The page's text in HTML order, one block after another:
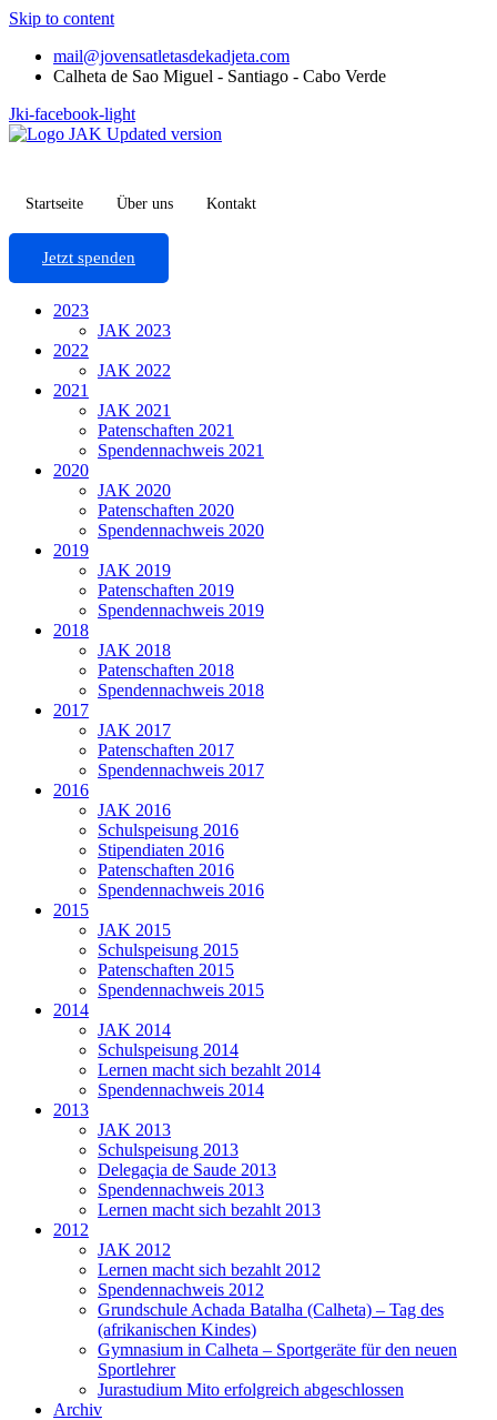
Skip to content
mail@jovensatletasdekadjeta.com
Calheta de Sao Miguel - Santiago - Cabo Verde
Jki-facebook-light
Startseite Über uns Kontakt
Jetzt spenden
2023
JAK 2023
2022
JAK 2022
2021
JAK 2021
Patenschaften 2021
Spendennachweis 2021
2020
JAK 2020
Patenschaften 2020
Spendennachweis 2020
2019
JAK 2019
Patenschaften 2019
Spendennachweis 2019
2018
JAK 2018
Patenschaften 2018
Spendennachweis 2018
2017
JAK 2017
Patenschaften 2017
Spendennachweis 2017
2016
JAK 2016
Schulspeisung 2016
Stipendiaten 2016
Patenschaften 2016
Spendennachweis 2016
2015
JAK 2015
Schulspeisung 2015
Patenschaften 2015
Spendennachweis 2015
2014
JAK 2014
Schulspeisung 2014
Lernen macht sich bezahlt 2014
Spendennachweis 2014
2013
JAK 2013
Schulspeisung 2013
Delegaçia de Saude 2013
Spendennachweis 2013
Lernen macht sich bezahlt 2013
2012
JAK 2012
Lernen macht sich bezahlt 2012
Spendennachweis 2012
Grundschule Achada Batalha (Calheta) – Tag des
(afrikanischen Kindes)
Gymnasium in Calheta – Sportgeräte für den neuen
Sportlehrer
Jurastudium Mito erfolgreich abgeschlossen
Archiv